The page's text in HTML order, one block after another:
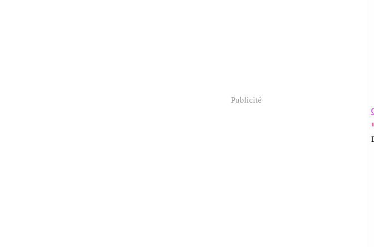
Publicité